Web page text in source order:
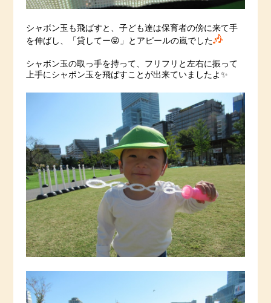
シャボン玉も飛ばすと、子ども達は保育者の傍に来て手
を伸ばし、「貸してー😝」とアピールの嵐でした
シャボン玉の取っ手を持って、フリフリと左右に振って
上手にシャボン玉を飛ばすことが出来ていましたよ✨